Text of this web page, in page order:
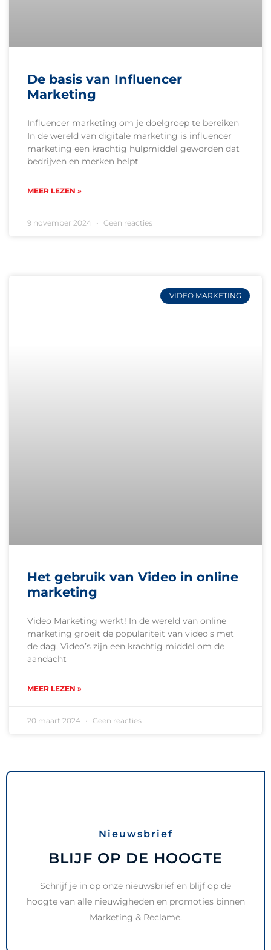
De basis van Influencer
Marketing
Influencer marketing om je doelgroep te bereiken
In de wereld van digitale marketing is influencer
marketing een krachtig hulpmiddel geworden dat
bedrijven en merken helpt
MEER LEZEN »
9 november 2024 Geen reacties
VIDEO MARKETING
Het gebruik van Video in online
marketing
Video Marketing werkt! In de wereld van online
marketing groeit de populariteit van video’s met
de dag. Video’s zijn een krachtig middel om de
aandacht
MEER LEZEN »
20 maart 2024 Geen reacties
Nieuwsbrief
BLIJF OP DE HOOGTE
Schrijf je in op onze nieuwsbrief en blijf op de
hoogte van alle nieuwigheden en promoties binnen
Marketing & Reclame.